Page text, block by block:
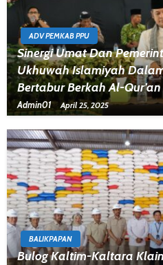
ADV PEMKAB PPU
Sinergi Umat Dan
Ukhuwah Islamiyah
Bertabur Berkah Al-Qur’an
Admin01 April 25, 2025
BALIKPAPAN
Bulog Kaltim-Kaltara